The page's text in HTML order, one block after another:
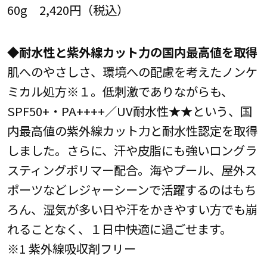
60g 2,420円（税込）
◆耐水性と紫外線カット力の国内最高値を取得
肌へのやさしさ、環境への配慮を考えたノンケ
ミカル処方※１。低刺激でありながらも、
SPF50+・PA++++／UV耐水性★★という、国
内最高値の紫外線カット力と耐水性認定を取得
しました。さらに、汗や皮脂にも強いロングラ
スティングポリマー配合。海やプール、屋外ス
ポーツなどレジャーシーンで活躍するのはもち
ろん、湿気が多い日や汗をかきやすい方でも崩
れることなく、１日中快適に過ごせます。
※1 紫外線吸収剤フリー